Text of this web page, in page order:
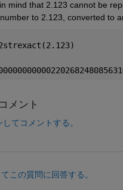
mind that 2.123 cannot be
to 2.123, converted to
メント
てコメントする。
この質問に回答する。